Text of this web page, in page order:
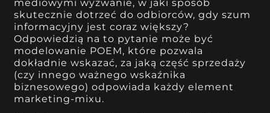
mediowymi wyzwanie, w jaki sposób
skutecznie dotrzeć do odbiorców, gdy szum
informacyjny jest coraz większy?
Odpowiedzią na to pytanie może być
modelowanie POEM, które pozwala
dokładnie wskazać, za jaką część sprzedaży
(czy innego ważnego wskaźnika
biznesowego) odpowiada każdy element
marketing-mixu.